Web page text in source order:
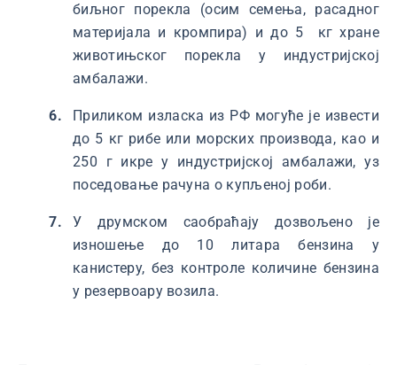
биљног порекла (осим семења, расадног
материјала и кромпира) и до 5 кг хране
животињског порекла у индустријској
амбалажи.
Приликом изласка из РФ могуће је извести
до 5 кг рибе или морских производа, као и
250 г икре у индустријској амбалажи, уз
поседовање рачуна о купљеној роби.
У друмском саобраћају дозвољено је
изношење до 10 литара бензина у
канистеру, без контроле количине бензина
у резервоару возила.